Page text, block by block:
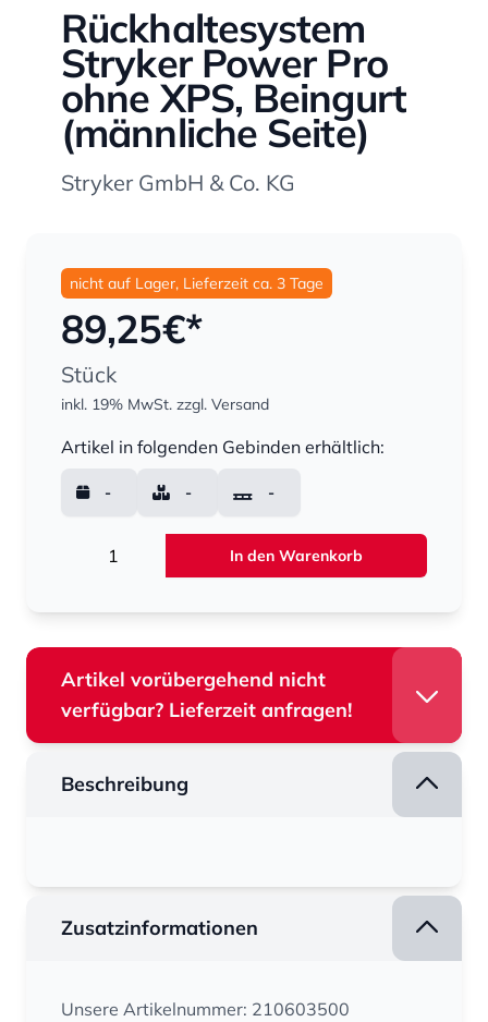
Rückhaltesystem
Stryker Power Pro
ohne XPS, Beingurt
(männliche Seite)
Stryker GmbH & Co. KG
nicht auf Lager, Lieferzeit ca. 3 Tage
89,25€*
Stück
inkl. 19% MwSt. zzgl. Versand
Artikel in folgenden Gebinden erhältlich:
- - -
In den Warenkorb
Artikel vorübergehend nicht
verfügbar? Lieferzeit anfragen!
Beschreibung
Zusatzinformationen
Unsere Artikelnummer: 210603500